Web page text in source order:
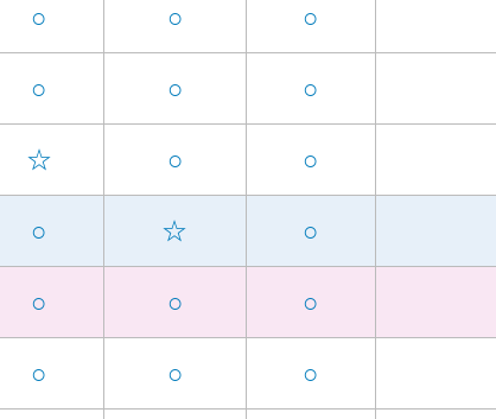
○ ○ ○
○ ○ ○
☆ ○ ○
○ ☆ ○
○ ○ ○
○ ○ ○